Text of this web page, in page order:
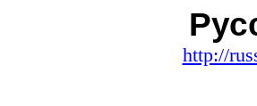
http://